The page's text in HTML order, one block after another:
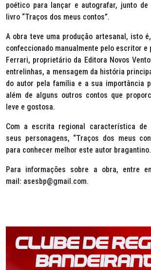
poético para lançar e autografar, junto
livro “Traços dos meus contos”.
A obra teve uma produção artesanal, isto
confeccionado manualmente pelo escritor
Ferrari, proprietário da Editora Novos
entrelinhas, a mensagem da história
do autor pela família e a sua importância
além de alguns outros contos que
leve e gostosa.
Com a escrita regional característica de
seus personagens, “Traços dos meus
para conhecer melhor este autor bragantino.
Para informações sobre a obra, entre
mail: asesbp@gmail.com.